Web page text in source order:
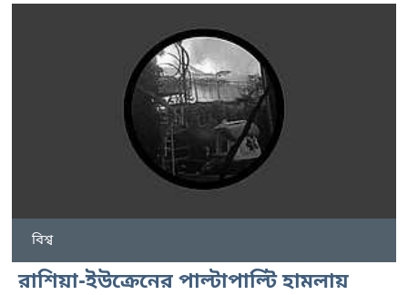
বিশ্ব
রাশিয়া-ইউক্রেনের পাল্টাপাল্টি হামলায়